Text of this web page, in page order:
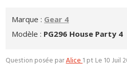
Marque : Gear 4
Modèle : PG296 House Party 4
Question posée parAlice1 pt Le 10 Juil